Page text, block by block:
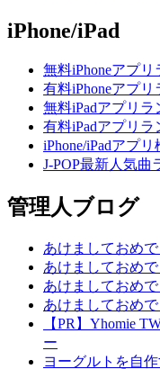
iPhone/iPad
無料iPhoneアプ
有料iPhoneアプ
無料iPadアプリラ
有料iPadアプリラ
iPhone/iPadアプリ
J-POP最新人気曲
管理人ブログ
あけましておめ
あけましておめ
あけましておめ
あけましておめ
【PR】Yhomie
ー
ヨーグルトを自